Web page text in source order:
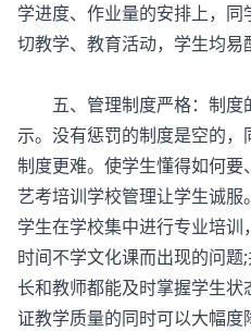
学进度、作业量的安排上，
切教学、教育活动，学生均易
五、管理制度严格：制度
示。没有惩罚的制度是空的
制度更难。使学生懂得如何
艺考培训学校管理让学生诚
学生在学校集中进行专业培
时间不学文化课而出现的问
长和教师都能及时掌握学生
证教学质量的同时可以大幅度